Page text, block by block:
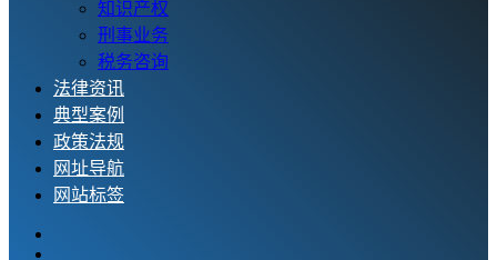
知识产权
刑事业务
税务咨询
法律资讯
典型案例
政策法规
网址导航
网站标签